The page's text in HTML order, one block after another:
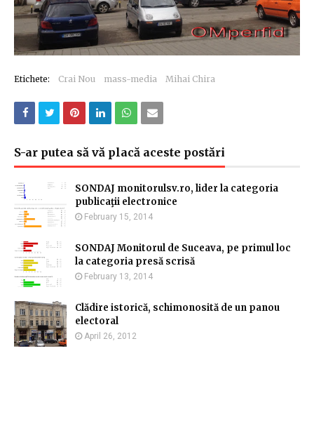
Etichete: Crai Nou mass-media Mihai Chira
S-ar putea să vă placă aceste postări
SONDAJ monitorulsv.ro, lider la categoria
publicaţii electronice
February 15, 2014
SONDAJ Monitorul de Suceava, pe primul loc
la categoria presă scrisă
February 13, 2014
Clădire istorică, schimonosită de un panou
electoral
April 26, 2012